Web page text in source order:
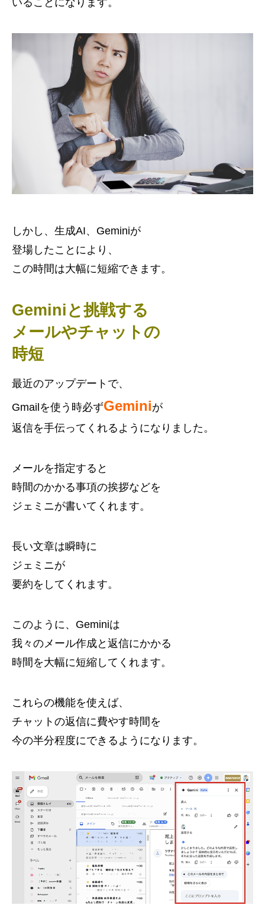
しかし、生成AI、Geminiが
登場したことにより、
この時間は大幅に短縮できます。
Geminiと挑戦する
メールやチャットの
時短
最近のアップデートで、
Gmailを使う時必ずGeminiが
返信を手伝ってくれるようになりました。
メールを指定すると
時間のかかる事項の挨拶などを
ジェミニが書いてくれます。
長い文章は瞬時に
ジェミニが
要約をしてくれます。
このように、Geminiは
我々のメール作成と返信にかかる
時間を大幅に短縮してくれます。
これらの機能を使えば、
チャットの返信に費やす時間を
今の半分程度にできるようになります。